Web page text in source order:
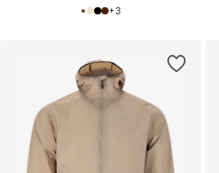
+3